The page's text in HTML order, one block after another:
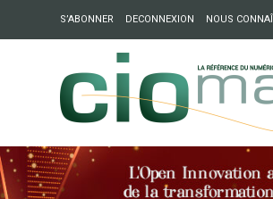
S’ABONNER DECONNEXION NOUS
: Partech Shaker lance Chapter54